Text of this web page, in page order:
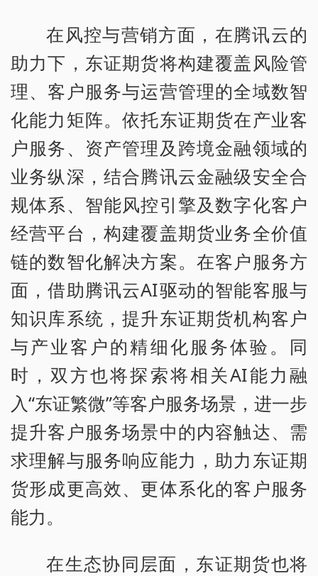
在风控与营销方面，在腾讯云的
助力下，东证期货将构建覆盖风险管
理、客户服务与运营管理的全域数智
化能力矩阵。依托东证期货在产业客
户服务、资产管理及跨境金融领域的
业务纵深，结合腾讯云金融级安全合
规体系、智能风控引擎及数字化客户
经营平台，构建覆盖期货业务全价值
链的数智化解决方案。在客户服务方
面，借助腾讯云AI驱动的智能客服与
知识库系统，提升东证期货机构客户
与产业客户的精细化服务体验。同
时，双方也将探索将相关AI能力融
入“东证繁微”等客户服务场景，进一步
提升客户服务场景中的内容触达、需
求理解与服务响应能力，助力东证期
货形成更高效、更体系化的客户服务
能力。
在生态协同层面，东证期货也将